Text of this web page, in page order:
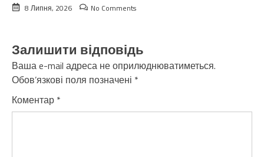
8 Липня, 2026
No Comments
Залишити відповідь
Ваша e-mail адреса не оприлюднюватиметься.
Обов’язкові поля позначені *
Коментар *